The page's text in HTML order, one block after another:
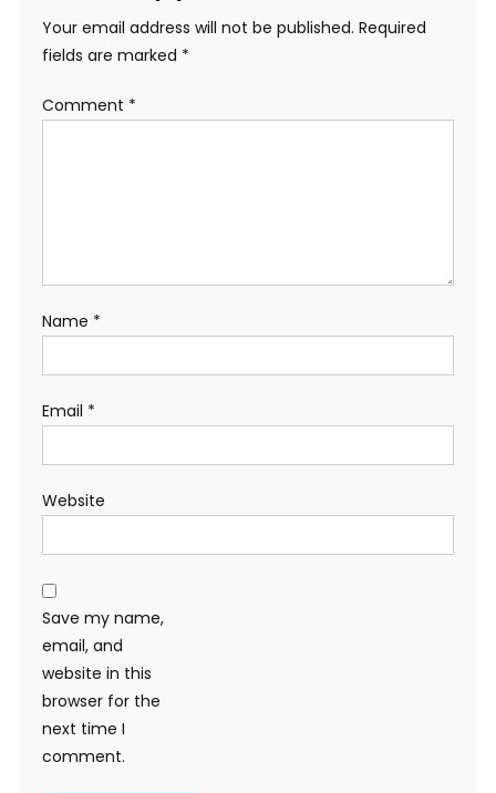
Your email address will not be published. Required
fields are marked *
Comment *
Name *
Email *
Website
Save my name,
email, and
website in this
browser for the
next time I
comment.